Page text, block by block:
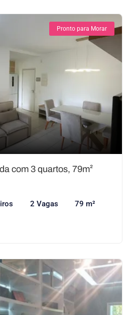
Pronto para Morar
com 3 quartos, 79m²
2 Vagas 79 m²